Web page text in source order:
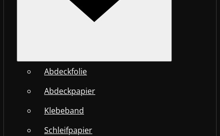
Abdeckfolie
Abdeckpapier
Klebeband
Schleifpapier